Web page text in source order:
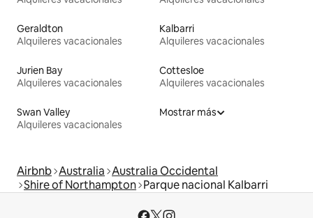
Geraldton
Alquileres vacacionales
Kalbarri
Alquileres vacacionales
Jurien Bay
Alquileres vacacionales
Cottesloe
Alquileres vacacionales
Swan Valley
Alquileres vacacionales
Mostrar más
Airbnb Australia Australia Occidental
Shire of Northampton Parque nacional Kalbarri